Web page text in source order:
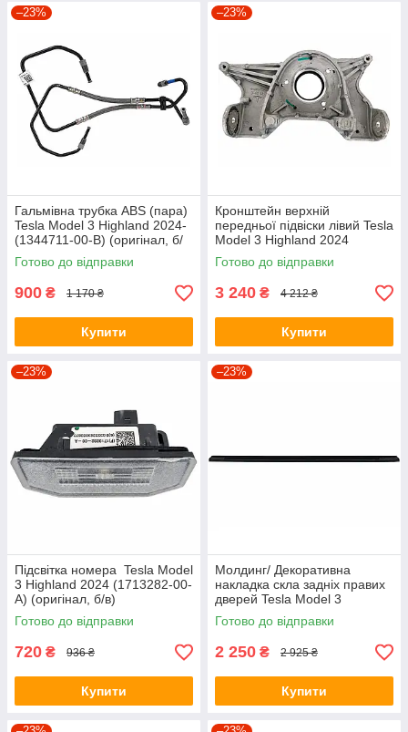
–23%
Гальмівна трубка ABS (пара)
Tesla Model 3 Highland 2024-
(1344711-00-B) (оригінал, б/
в)
Готово до відправки
900 ₴ 1 170 ₴
Купити
–23%
Кронштейн верхній
передньої підвіски лівий Tesla
Model 3 Highland 2024
(1044032-00-C)(оригінал, б/в)
Готово до відправки
3 240 ₴ 4 212 ₴
Купити
–23%
Підсвітка номера Tesla Model
3 Highland 2024 (1713282-00-
A) (оригінал, б/в)
Готово до відправки
720 ₴ 936 ₴
Купити
–23%
Молдинг/ Декоративна
накладка скла задніх правих
дверей Tesla Model 3
Highland 2024- (1080748-40-
L)
Готово до відправки
2 250 ₴ 2 925 ₴
Купити